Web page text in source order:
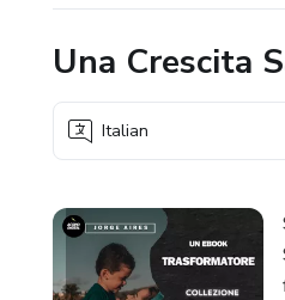
Una Crescita
Italian